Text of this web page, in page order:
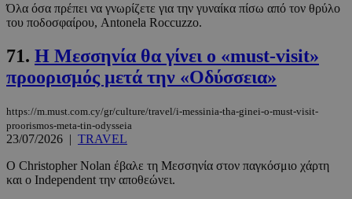
Όλα όσα πρέπει να γνωρίζετε για την γυναίκα πίσω από τον θρύλο
του ποδοσφαίρου, Antonela Roccuzzo.
71. Η Μεσσηνία θα γίνει ο «must-visit»
προορισμός μετά την «Οδύσσεια»
https://m.must.com.cy/gr/culture/travel/i-messinia-tha-ginei-o-must-visit-
proorismos-meta-tin-odysseia
23/07/2026 | TRAVEL
Ο Christopher Nolan έβαλε τη Μεσσηνία στον παγκόσμιο χάρτη
και ο Independent την αποθεώνει.